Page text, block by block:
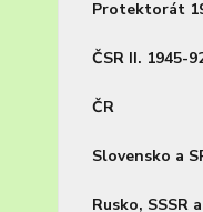
Protektorát
ČSR II. 1945-
ČR
Slovensko a
Rusko, SSSR